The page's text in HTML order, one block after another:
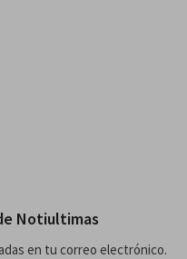
Notiultimas
en tu correo electrónico.